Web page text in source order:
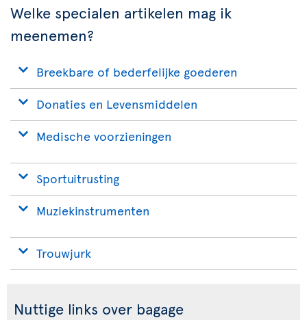
Welke specialen artikelen mag ik
meenemen?
Breekbare of bederfelijke goederen
Donaties en Levensmiddelen
Medische voorzieningen
Sportuitrusting
Muziekinstrumenten
Trouwjurk
Nuttige links over bagage